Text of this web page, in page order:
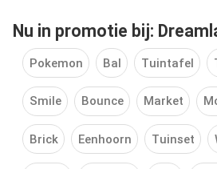
Nu in promotie bij:
Pokemon Bal Tuintafel
Smile Bounce Market
Brick Eenhoorn Tuinset